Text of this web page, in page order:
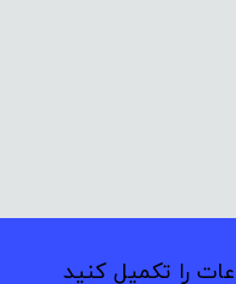
را تکمیل کنید